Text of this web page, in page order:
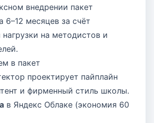
внедрении пакет
6–12 месяцев за счёт
на методистов и
в пакет
проектирует пайплайн
и фирменный стиль школы.
в Яндекс Облаке (экономия 60